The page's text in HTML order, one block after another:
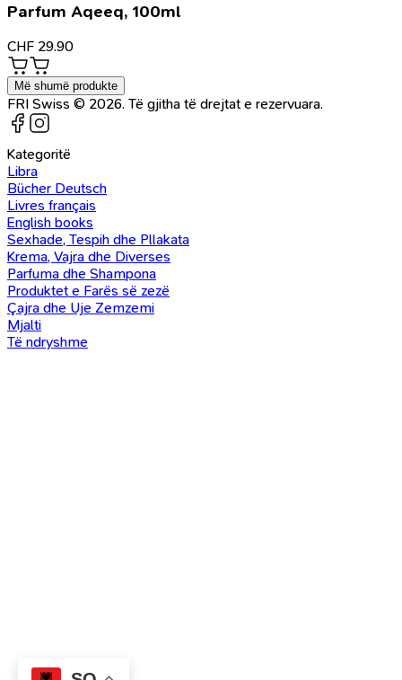
Parfum Aqeeq, 100ml
CHF 29.90
Më shumë produkte
FRI Swiss © 2026. Të gjitha të drejtat e rezervuara.
Kategoritë
Libra
Bücher Deutsch
Livres français
English books
Sexhade, Tespih dhe Pllakata
Krema, Vajra dhe Diverses
Parfuma dhe Shampona
Produktet e Farës së zezë
Çajra dhe Uje Zemzemi
Mjalti
Të ndryshme